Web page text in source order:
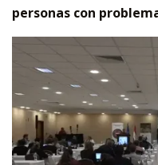
personas con